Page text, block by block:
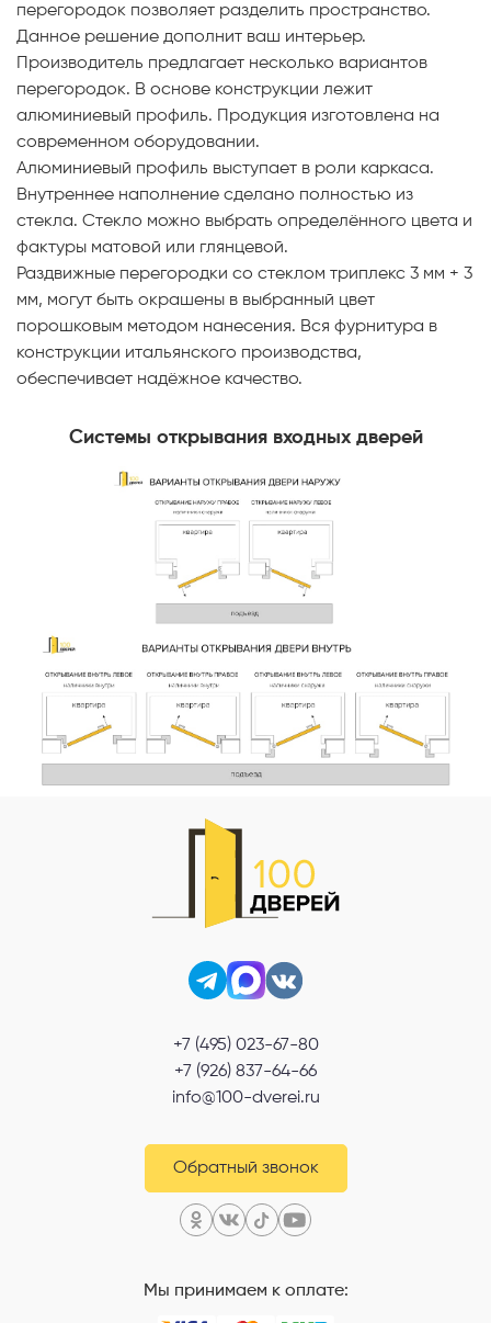
перегородок позволяет разделить пространство.
Данное решение дополнит ваш интерьер.
Производитель предлагает несколько вариантов
перегородок. В основе конструкции лежит
алюминиевый профиль. Продукция изготовлена на
современном оборудовании.
Алюминиевый профиль выступает в роли каркаса.
Внутреннее наполнение сделано полностью из
стекла. Стекло можно выбрать определённого цвета и
фактуры матовой или глянцевой.
Раздвижные перегородки со стеклом триплекс 3 мм + 3
мм, могут быть окрашены в выбранный цвет
порошковым методом нанесения. Вся фурнитура в
конструкции итальянского производства,
обеспечивает надёжное качество.
Системы открывания входных дверей
+7 (495) 023-67-80
+7 (926) 837-64-66
info@100-dverei.ru
Обратный звонок
Мы принимаем к оплате: